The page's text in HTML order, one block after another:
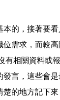
本的，接著要
位需求，而較
有相關資料或
發言，這些會
楚的地方記下